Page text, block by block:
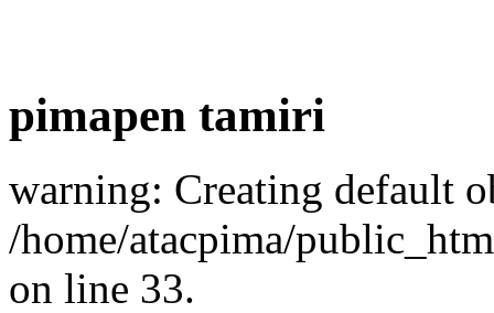
pimapen tamiri
warning: Creating default
/home/atacpima/
on line 33.